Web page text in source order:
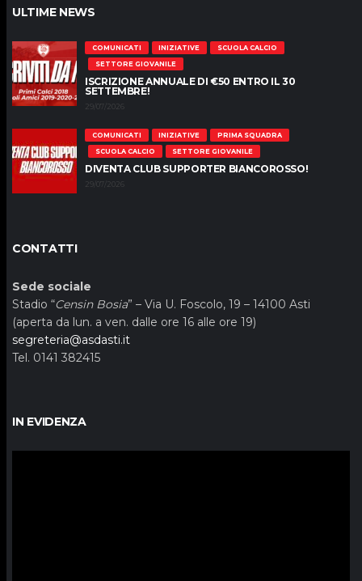
ULTIME NEWS
COMUNICATI INIZIATIVE
SCUOLA CALCIO
SETTORE GIOVANILE
ISCRIZIONE ANNUALE DI €50 ENTRO IL 30
SETTEMBRE!
29/07/2026
COMUNICATI INIZIATIVE
PRIMA SQUADRA
SCUOLA CALCIO
SETTORE GIOVANILE
DIVENTA CLUB SUPPORTER BIANCOROSSO!
29/07/2026
CONTATTI
Sede sociale
Stadio “Censin Bosia” – Via U. Foscolo, 19 – 14100 Asti
(aperta da lun. a ven. dalle ore 16 alle ore 19)
segreteria@asdasti.it
Tel. 0141 382415
IN EVIDENZA